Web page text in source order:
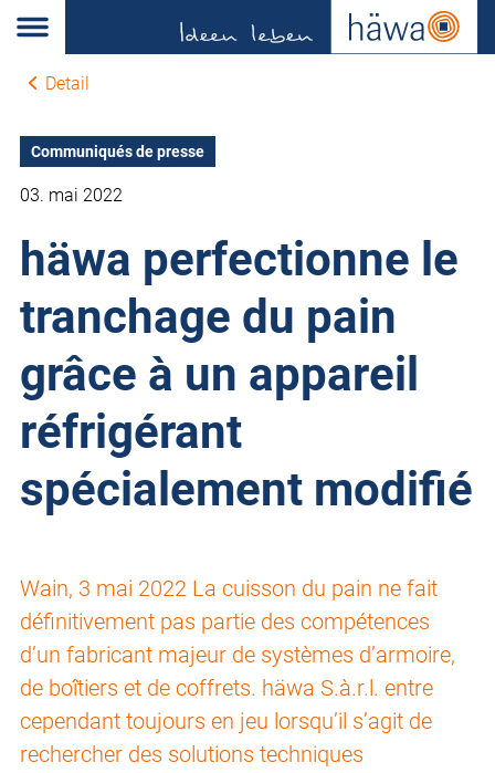
Detail
Communiqués de presse
03. mai 2022
häwa perfectionne le
tranchage du pain
grâce à un appareil
réfrigérant
spécialement modifié
Wain, 3 mai 2022 La cuisson du pain ne fait
définitivement pas partie des compétences
d’un fabricant majeur de systèmes d’armoire,
de boîtiers et de coffrets. häwa S.à.r.l. entre
cependant toujours en jeu lorsqu’il s’agit de
rechercher des solutions techniques